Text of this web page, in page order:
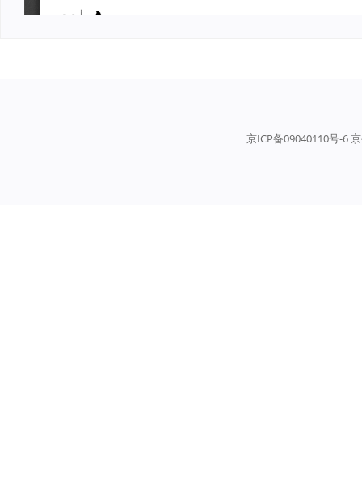
京ICP备09040110号-6